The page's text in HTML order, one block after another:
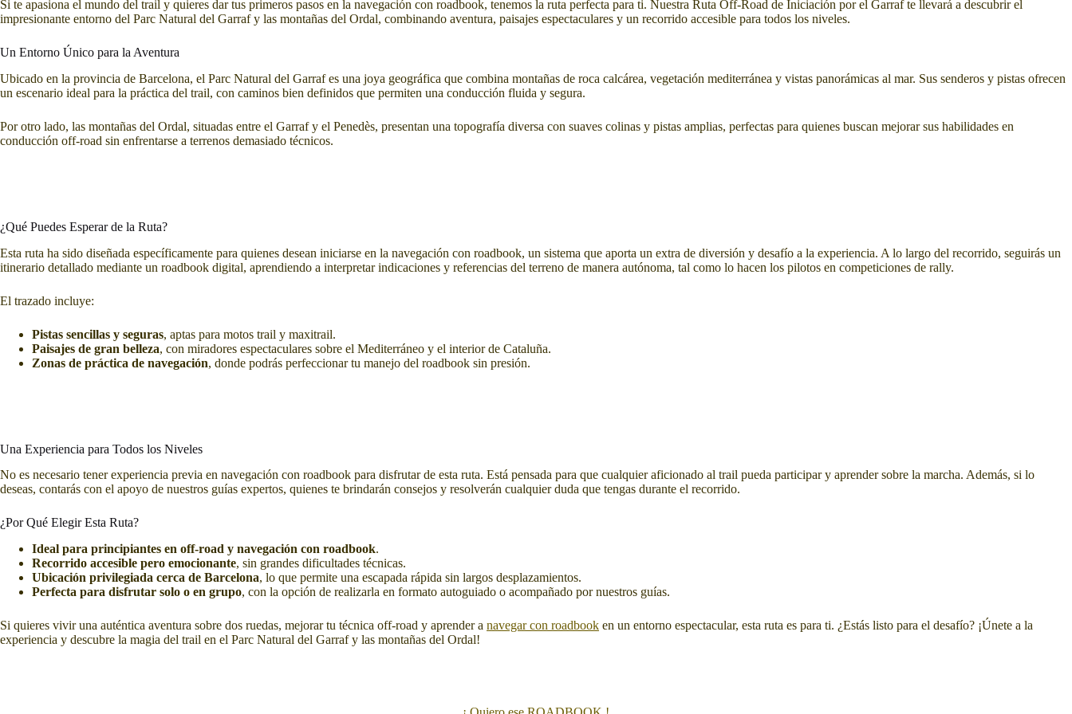
Si te apasiona el mundo del trail y quieres dar tus primeros pasos en la navegación con roadbook, tenemos la ruta perfecta para ti. Nuestra Ruta Off-Road de Iniciación por el Garraf te llevará a descubrir el
impresionante entorno del Parc Natural del Garraf y las montañas del Ordal, combinando aventura, paisajes espectaculares y un recorrido accesible para todos los niveles.
Un Entorno Único para la Aventura
Ubicado en la provincia de Barcelona, el Parc Natural del Garraf es una joya geográfica que combina montañas de roca calcárea, vegetación mediterránea y vistas panorámicas al mar. Sus senderos y pistas ofrecen
un escenario ideal para la práctica del trail, con caminos bien definidos que permiten una conducción fluida y segura.
Por otro lado, las montañas del Ordal, situadas entre el Garraf y el Penedès, presentan una topografía diversa con suaves colinas y pistas amplias, perfectas para quienes buscan mejorar sus habilidades en
conducción off-road sin enfrentarse a terrenos demasiado técnicos.
¿Qué Puedes Esperar de la Ruta?
Esta ruta ha sido diseñada específicamente para quienes desean iniciarse en la navegación con roadbook, un sistema que aporta un extra de diversión y desafío a la experiencia. A lo largo del recorrido, seguirás un
itinerario detallado mediante un roadbook digital, aprendiendo a interpretar indicaciones y referencias del terreno de manera autónoma, tal como lo hacen los pilotos en competiciones de rally.
El trazado incluye:
Pistas sencillas y seguras, aptas para motos trail y maxitrail.
Paisajes de gran belleza, con miradores espectaculares sobre el Mediterráneo y el interior de Cataluña.
Zonas de práctica de navegación, donde podrás perfeccionar tu manejo del roadbook sin presión.
Una Experiencia para Todos los Niveles
No es necesario tener experiencia previa en navegación con roadbook para disfrutar de esta ruta. Está pensada para que cualquier aficionado al trail pueda participar y aprender sobre la marcha. Además, si lo
deseas, contarás con el apoyo de nuestros guías expertos, quienes te brindarán consejos y resolverán cualquier duda que tengas durante el recorrido.
¿Por Qué Elegir Esta Ruta?
Ideal para principiantes en off-road y navegación con roadbook.
Recorrido accesible pero emocionante, sin grandes dificultades técnicas.
Ubicación privilegiada cerca de Barcelona, lo que permite una escapada rápida sin largos desplazamientos.
Perfecta para disfrutar solo o en grupo, con la opción de realizarla en formato autoguiado o acompañado por nuestros guías.
Si quieres vivir una auténtica aventura sobre dos ruedas, mejorar tu técnica off-road y aprender a navegar con roadbook en un entorno espectacular, esta ruta es para ti. ¿Estás listo para el desafío? ¡Únete a la
experiencia y descubre la magia del trail en el Parc Natural del Garraf y las montañas del Ordal!